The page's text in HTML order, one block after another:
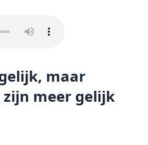
maar
meer gelijk